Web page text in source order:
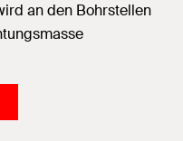
an den Bohrstellen